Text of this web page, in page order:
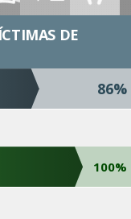
ENG
DE
86%
100%